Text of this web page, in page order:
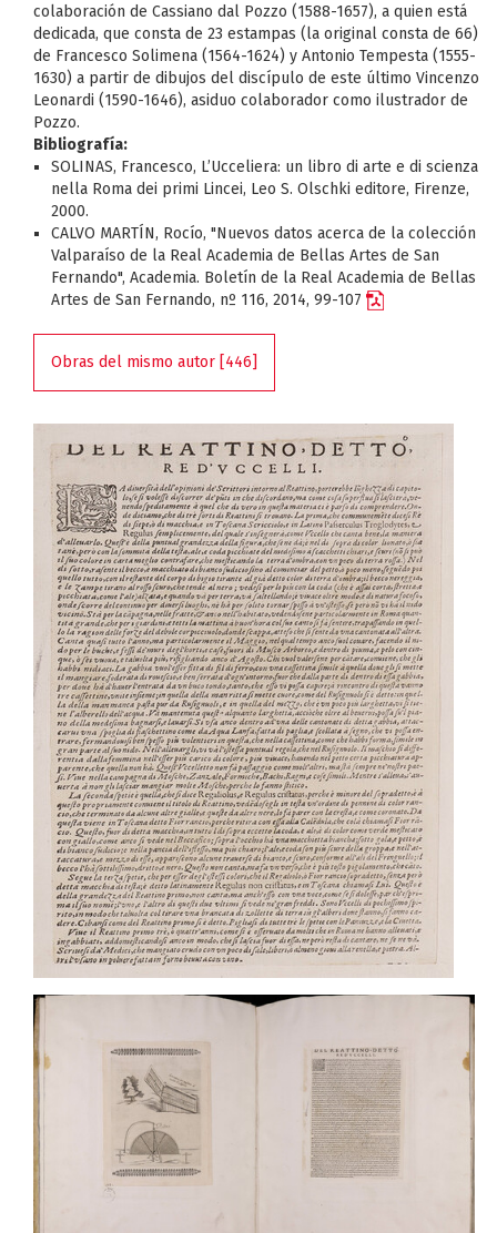
colaboración de Cassiano dal Pozzo (1588-1657), a quien está
dedicada, que consta de 23 estampas (la original consta de 66)
de Francesco Solimena (1564-1624) y Antonio Tempesta (1555-
1630) a partir de dibujos del discípulo de este último Vincenzo
Leonardi (1590-1646), asiduo colaborador como ilustrador de
Pozzo.
Bibliografía:
SOLINAS, Francesco, L’Ucceliera: un libro di arte e di scienza
nella Roma dei primi Lincei, Leo S. Olschki editore, Firenze,
2000.
CALVO MARTÍN, Rocío, "Nuevos datos acerca de la colección
Valparaíso de la Real Academia de Bellas Artes de San
Fernando", Academia. Boletín de la Real Academia de Bellas
Artes de San Fernando, nº 116, 2014, 99-107
Obras del mismo autor [446]